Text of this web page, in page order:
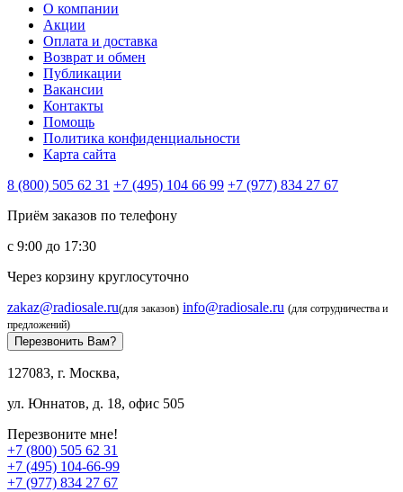
О компании
Акции
Оплата и доставка
Возврат и обмен
Публикации
Вакансии
Контакты
Помощь
Политика конфиденциальности
Карта сайта
8 (800) 505 62 31 +7 (495) 104 66 99 +7 (977) 834 27 67
Приём заказов по телефону
с 9:00 до 17:30
Через корзину круглосуточно
zakaz@radiosale.ru(для заказов) info@radiosale.ru (для сотрудничества и
предложений)
Перезвонить Вам?
127083, г. Москва,
ул. Юннатов, д. 18, офис 505
Перезвоните мне!
+7 (800) 505 62 31
+7 (495) 104-66-99
+7 (977) 834 27 67